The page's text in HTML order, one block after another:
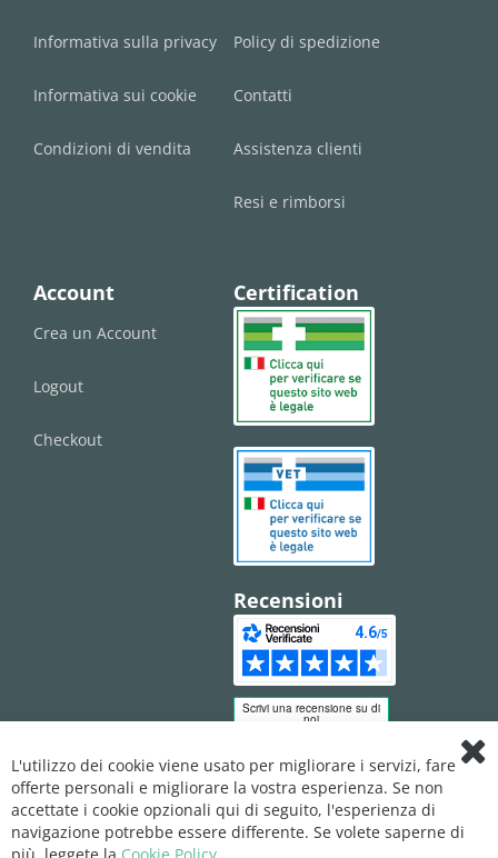
Informativa sulla privacy
Informativa sui cookie
Condizioni di vendita
Policy di spedizione
Contatti
Assistenza clienti
Resi e rimborsi
Account
Crea un Account
Logout
Checkout
Certification
Recensioni
L'utilizzo dei cookie viene usato per migliorare i servizi, fare
offerte personali e migliorare la vostra esperienza. Se non
accettate i cookie opzionali qui di seguito, l'esperienza di
navigazione potrebbe essere differente. Se volete saperne di